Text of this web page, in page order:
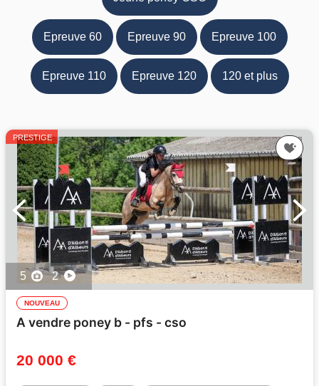
Epreuve 60 Epreuve 90 Epreuve 100
Epreuve 110 Epreuve 120 120 et plus
PRESTIGE
5 2
NOUVEAU
A vendre poney b - pfs - cso
20 000 €